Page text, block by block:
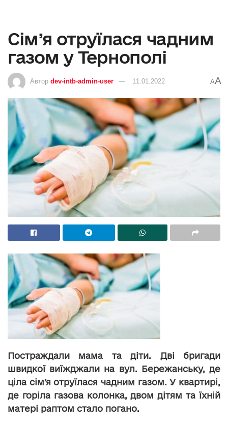
Сім’я отруїлася чадним
газом у Тернополі
Автор dev-intb-admin-user 11.01.2022 AA
Постраждали мама та діти. Дві бригади
швидкої виїжджали на вул. Бережанську, де
ціла сім’я отруїлася чадним газом. У квартирі,
де горіла газова колонка, двом дітям та їхній
матері раптом стало погано.